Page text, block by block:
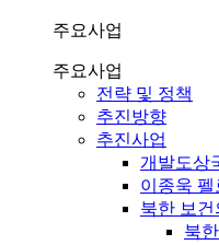
주요사업
주요사업
전략 및 정책
추진방향
추진사업
개발도상
이종욱
북한 보건
북